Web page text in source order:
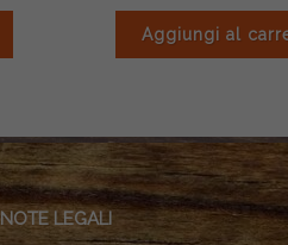
Aggiungi al
NOTE LEGALI